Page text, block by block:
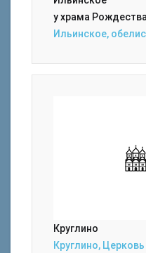
у храма
Ильинское,
Круглино
Круглино,